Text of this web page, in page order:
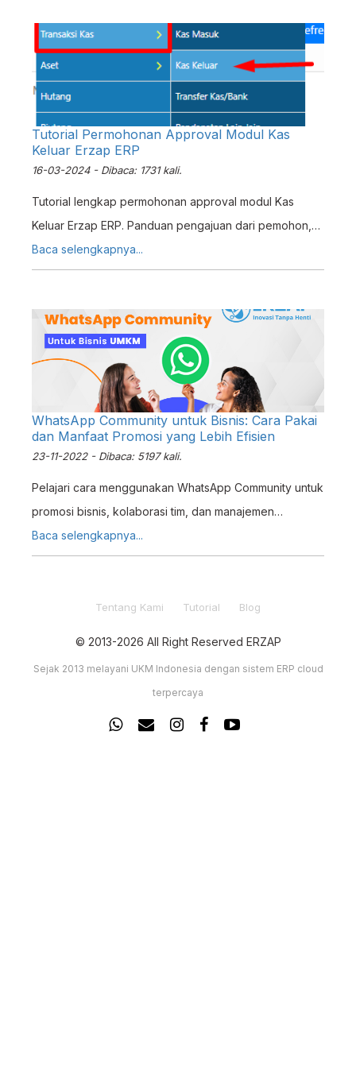
Tutorial Permohonan Approval Modul Kas
Keluar Erzap ERP
16-03-2024 - Dibaca: 1731 kali.
Tutorial lengkap permohonan approval modul Kas
Keluar Erzap ERP. Panduan pengajuan dari pemohon,
proses approval, hingga finalisasi persetujuan
approver.
Baca selengkapnya...
WhatsApp Community untuk Bisnis: Cara Pakai
dan Manfaat Promosi yang Lebih Efisien
23-11-2022 - Dibaca: 5197 kali.
Pelajari cara menggunakan WhatsApp Community untuk
promosi bisnis, kolaborasi tim, dan manajemen
pelanggan. Strategi komunikasi bisnis yang hemat
waktu.
Baca selengkapnya...
Tentang Kami Tutorial Blog
© 2013-2026 All Right Reserved ERZAP
Sejak 2013 melayani UKM Indonesia dengan sistem ERP cloud
terpercaya